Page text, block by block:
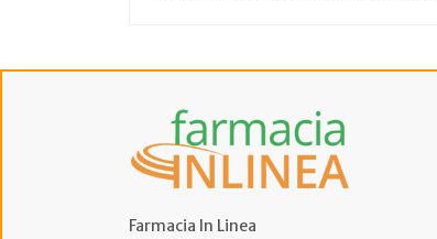
Farmacia In Linea